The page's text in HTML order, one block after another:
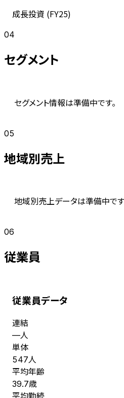
成長投資 (FY25)
04
セグメント
セグメント情報は準備中です。
05
地域別売上
地域別売上データは準備中です
06
従業員
従業員データ
連結
—人
単体
547人
平均年齢
39.7歳
平均勤続